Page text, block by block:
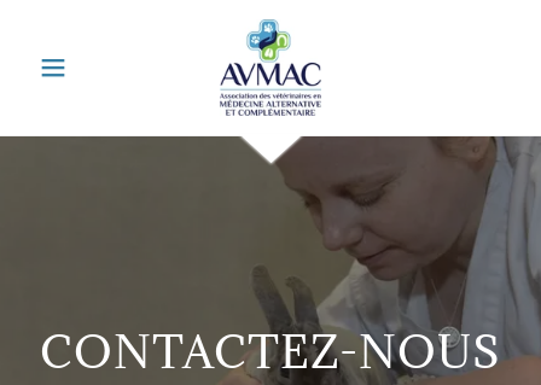
CONTACTEZ-NOUS